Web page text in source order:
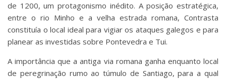
de 1200, um protagonismo inédito. A posição estratégica,
entre o rio Minho e a velha estrada romana, Contrasta
constituía o local ideal para vigiar os ataques galegos e para
planear as investidas sobre Pontevedra e Tui.
A importância que a antiga via romana ganha enquanto local
de peregrinação rumo ao túmulo de Santiago, para a qual